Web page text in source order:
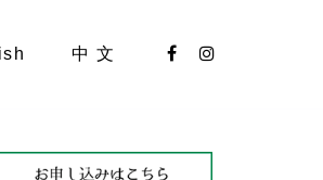
中 文